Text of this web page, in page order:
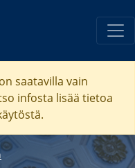
saatavilla vain
infosta lisää tietoa